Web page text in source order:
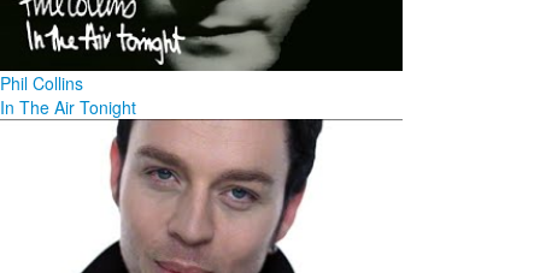
Phil Collins
In The Air Tonight